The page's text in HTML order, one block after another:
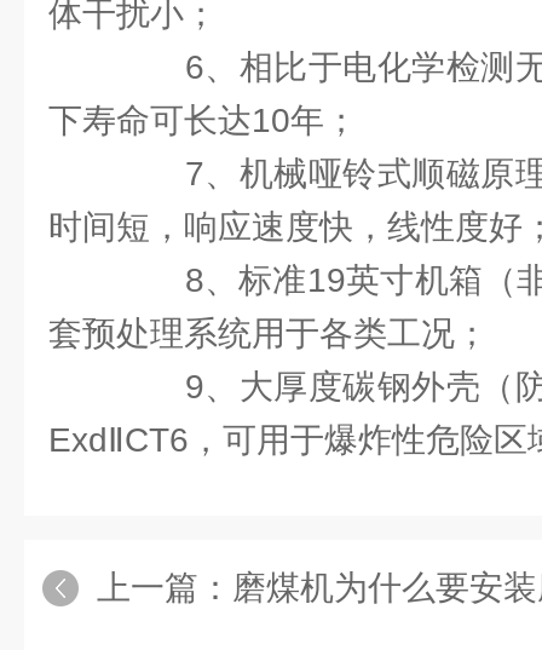
体干扰小；
6、相比于电化学检测无
下寿命可长达10年；
7、机械哑铃式顺磁原理
时间短，响应速度快，线性度好
8、标准19英寸机箱（
套预处理系统用于各类工况；
9、大厚度碳钢外壳（防
ExdⅡCT6，可用于爆炸性危险区
上一篇： 磨煤机为什么要安装